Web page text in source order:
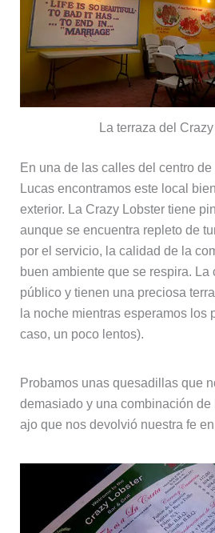
La terraza del
En una de las calles del centro
Lucas encontramos este local
exterior. La Crazy Lobster tiene
aunque se encuentra repleto de
por el servicio, la calidad de la
buen ambiente que se respira. La
público y tienen una preciosa
la noche mientras esperamos los
caso, un poco lentos).
Probamos unas quesadillas que
demasiado y una combinación
ajo que nos devolvió nuestra fe